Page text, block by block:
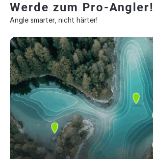
Werde zum Pro-Angler!
Angle smarter, nicht härter!